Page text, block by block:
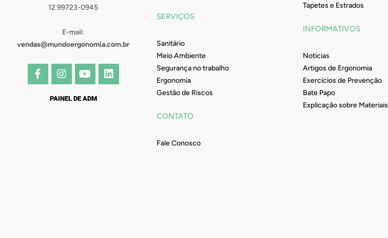
12 99723-0945
E-mail:
vendas@mundoergonomia.com.br
F
a
I
n
t
Y
o
t
L
i
PAINEL DE ADM
SERVIÇOS
Sanitário
Meio Ambiente
Segurança no trabalho
Ergonomia
Gestão de Riscos
CONTATO
Fale Conosco
Tapetes e Estrados
INFORMATIVOS
Noticias
Artigos de Ergonomia
Exercícios de Prevenção
Bate Papo
Explicação sobre Materiais